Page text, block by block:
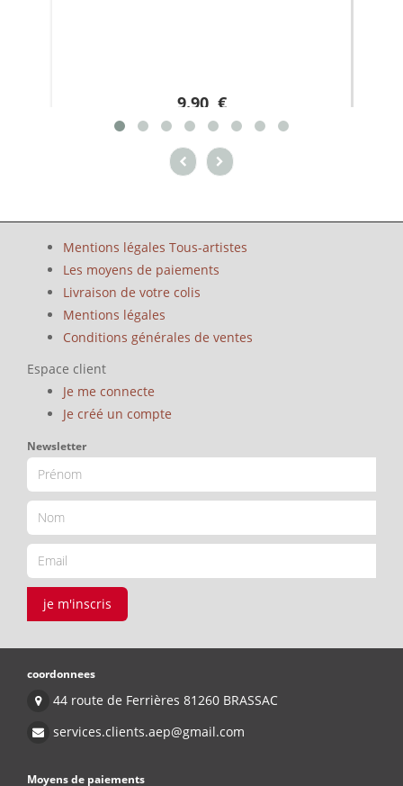
9.90 €
Mentions légales Tous-artistes
Les moyens de paiements
Livraison de votre colis
Mentions légales
Conditions générales de ventes
Espace client
Je me connecte
Je créé un compte
Newsletter
je m'inscris
coordonnees
44 route de Ferrières 81260 BRASSAC
services.clients.aep@gmail.com
Moyens de paiements